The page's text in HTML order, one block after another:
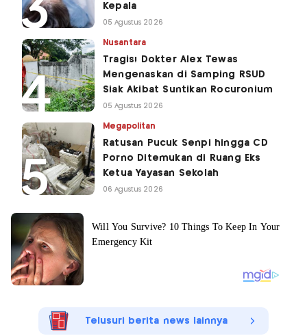
Kepala
05 Agustus 2026
Nusantara
Tragis! Dokter Alex Tewas
Mengenaskan di Samping RSUD
Siak Akibat Suntikan Rocuronium
05 Agustus 2026
Megapolitan
Ratusan Pucuk Senpi hingga CD
Porno Ditemukan di Ruang Eks
Ketua Yayasan Sekolah
06 Agustus 2026
Telusuri berita news lainnya